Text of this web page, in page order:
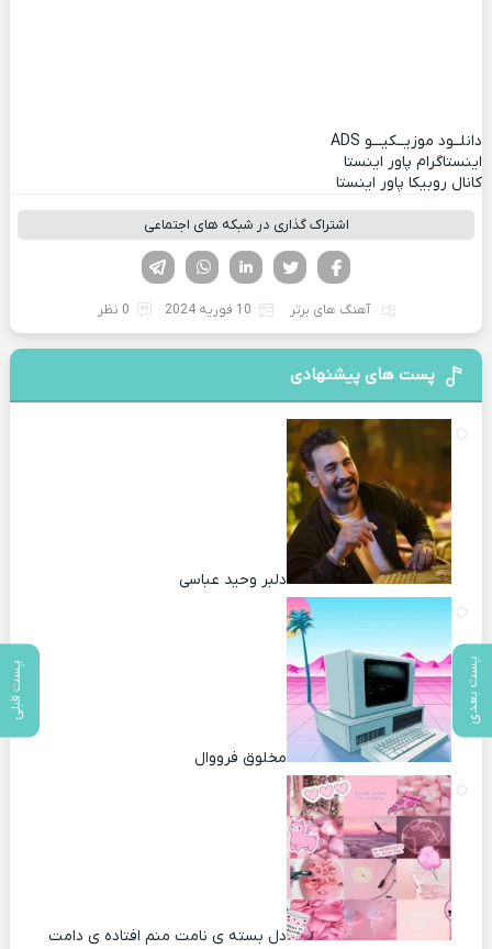
پست بعدی پست قبلی
دانلــود موزیــکیـــو ADS
اینستاگرام پاور اینستا
کانال روبیکا پاور اینستا
اشتراک گذاری در شبکه های اجتماعی
لینکدین تویتر
فیسوک
آهنگ های برتر 10 فوریه 2024 0 نظر
پست های پیشنهادی
دلبر وحید عباسی
مخلوق فرووال
دل بسته ی نامت منم افتاده ی دامت